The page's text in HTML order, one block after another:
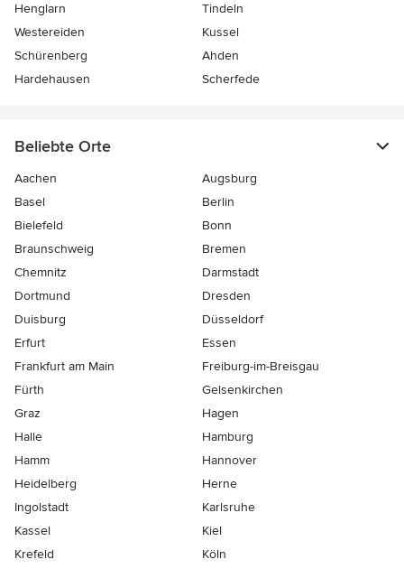
Henglarn
Tindeln
Westereiden
Kussel
Schürenberg
Ahden
Hardehausen
Scherfede
Beliebte Orte
Aachen
Augsburg
Basel
Berlin
Bielefeld
Bonn
Braunschweig
Bremen
Chemnitz
Darmstadt
Dortmund
Dresden
Duisburg
Düsseldorf
Erfurt
Essen
Frankfurt am Main
Freiburg-im-Breisgau
Fürth
Gelsenkirchen
Graz
Hagen
Halle
Hamburg
Hamm
Hannover
Heidelberg
Herne
Ingolstadt
Karlsruhe
Kassel
Kiel
Krefeld
Köln